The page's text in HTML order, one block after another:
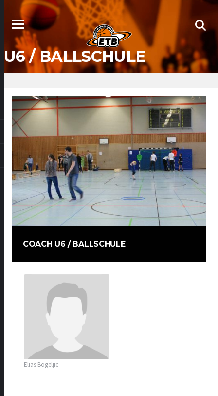
U6 /BALLSCHULE
COACH U6 / BALLSCHULE
Elias Bogeljic